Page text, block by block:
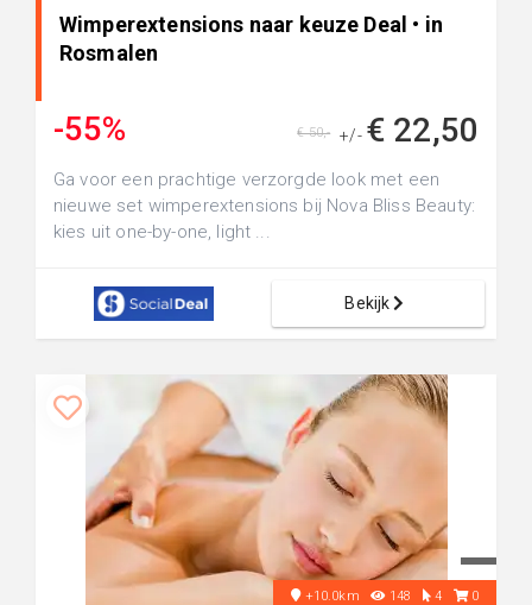
Wimperextensions naar keuze Deal • in
Rosmalen
-55% +/- € 22,50
€ 50,-
Ga voor een prachtige verzorgde look met een
nieuwe set wimperextensions bij Nova Bliss Beauty:
kies uit one-by-one, light ...
Bekijk
+10.0km 148 4 0